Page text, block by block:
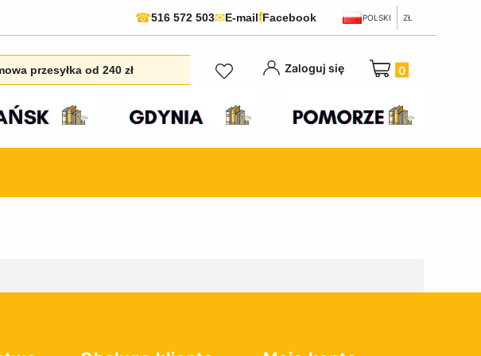
☎516 572 503✉E-mailfFacebook POLSKI ZŁ
przesyłka od 240 zł Zaloguj się Produkty w